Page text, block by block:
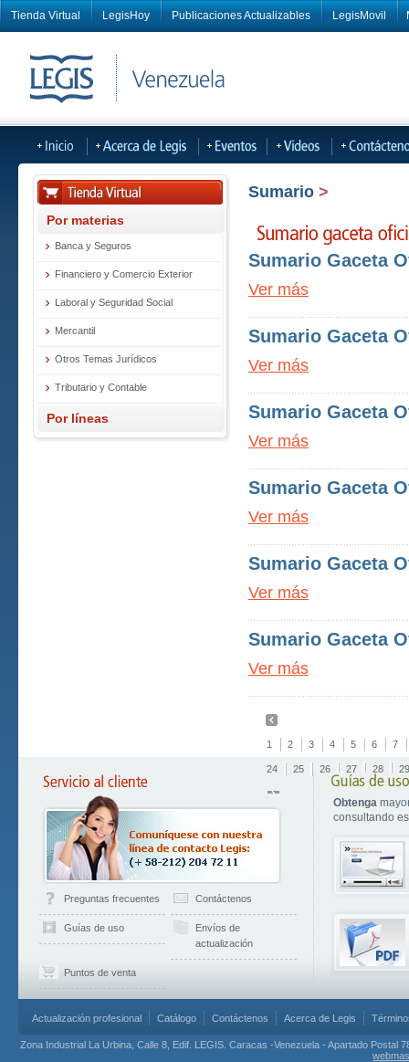
Tienda Virtual LegisHoy Publicaciones Actualizables LegisMovil
Por materias
Banca y Seguros
Financiero y Comercio Exterior
Laboral y Seguridad Social
Mercantil
Otros Temas Jurídicos
Tributario y Contable
Por líneas
Sumario >
Sumario Gaceta
Ver más
Sumario Gaceta
Ver más
Sumario Gaceta
Ver más
Sumario Gaceta
Ver más
Sumario Gaceta
Ver más
Sumario Gaceta
Ver más
1 2 3 4 5 6 7
24 25 26 27 28 29
Preguntas frecuentes Contáctenos
Guías de uso
Envíos de
actualización
Puntos de venta
Obtenga
consultando
Actualización profesional Catálogo Contáctenos Acerca de Legis
Zona Industrial La Urbina, Calle 8, Edif. LEGIS. Caracas -Venezuela - Apartado